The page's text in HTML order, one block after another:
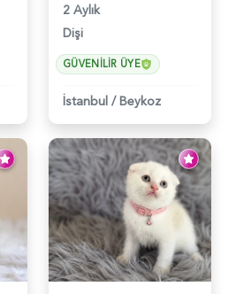
2 Aylık
Dişi
GÜVENILIR ÜYE
İstanbul / Beykoz